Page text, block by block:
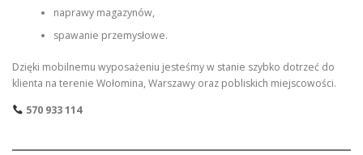
naprawy magazynów,
spawanie przemysłowe.
Dzięki mobilnemu wyposażeniu jesteśmy w stanie szybko dotrzeć do
klienta na terenie Wołomina, Warszawy oraz pobliskich miejscowości.
570 933 114